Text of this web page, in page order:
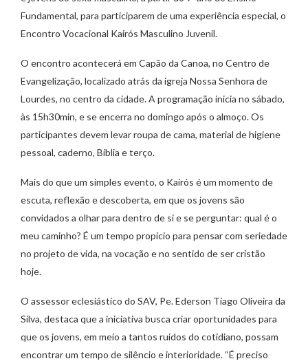
Fundamental, para participarem de uma experiência especial, o
Encontro Vocacional Kairós Masculino Juvenil.
O encontro acontecerá em Capão da Canoa, no Centro de
Evangelização, localizado atrás da igreja Nossa Senhora de
Lourdes, no centro da cidade. A programação inicia no sábado,
às 15h30min, e se encerra no domingo após o almoço. Os
participantes devem levar roupa de cama, material de higiene
pessoal, caderno, Bíblia e terço.
Mais do que um simples evento, o Kairós é um momento de
escuta, reflexão e descoberta, em que os jovens são
convidados a olhar para dentro de si e se perguntar: qual é o
meu caminho? É um tempo propício para pensar com seriedade
no projeto de vida, na vocação e no sentido de ser cristão
hoje.
O assessor eclesiástico do SAV, Pe. Ederson Tiago Oliveira da
Silva, destaca que a iniciativa busca criar oportunidades para
que os jovens, em meio a tantos ruídos do cotidiano, possam
encontrar um tempo de silêncio e interioridade. “É preciso